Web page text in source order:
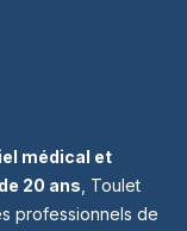
médical et
20 ans , Toulet
professionnels de